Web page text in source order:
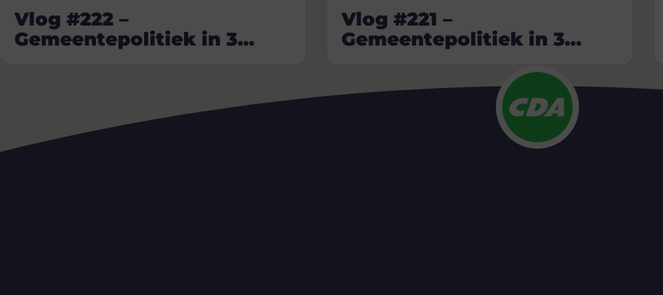
Vlog #222 –
Gemeentepolitiek in 3
Vlog #221 –
Gemeentepolitiek in 3